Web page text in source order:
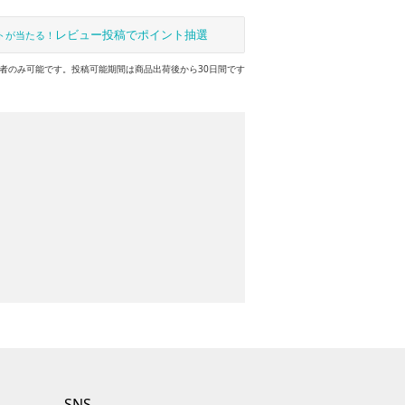
が当たる！ レビュー投稿でポイント抽選
のみ可能です。投稿可能期間は商品出荷後から30日間です